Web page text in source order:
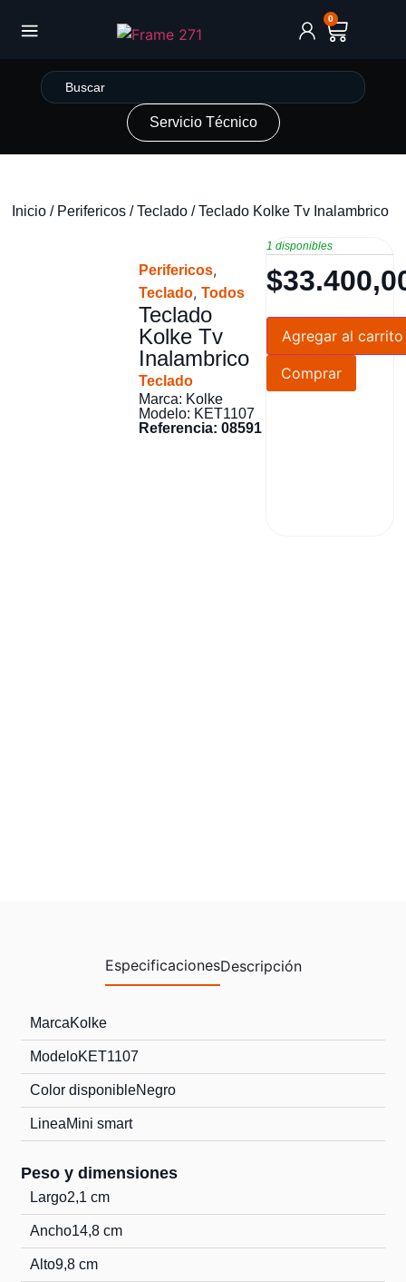
0
Servicio Técnico
Inicio / Perifericos /Teclado / Teclado Kolke Tv Inalambrico
Perifericos,
Teclado, Todos
Teclado
Kolke Tv
Inalambrico
Teclado
Marca: Kolke
Modelo: KET1107
Referencia: 08591
1 disponibles
$
Agregar al carrito
Comprar
EspecificacionesDescripción
MarcaKolke
ModeloKET1107
Color disponibleNegro
LineaMini smart
Peso y dimensiones
Largo2,1 cm
Ancho14,8 cm
Alto9,8 cm